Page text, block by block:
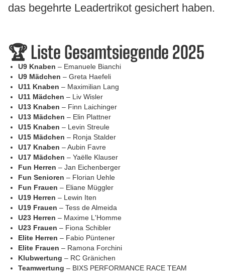
das begehrte Leadertrikot gesichert haben.
🏆 Liste Gesamtsiegende 2025
U9 Knaben – Emanuele Bianchi
U9 Mädchen – Greta Haefeli
U11 Knaben – Maximilian Lang
U11 Mädchen – Liv Wisler
U13 Knaben – Finn Laichinger
U13 Mädchen – Elin Plattner
U15 Knaben – Levin Streule
U15 Mädchen – Ronja Stalder
U17 Knaben – Aubin Favre
U17 Mädchen – Yaëlle Klauser
Fun Herren – Jan Eichenberger
Fun Senioren – Florian Uehle
Fun Frauen – Eliane Müggler
U19 Herren – Lewin Iten
U19 Frauen – Tess de Almeida
U23 Herren – Maxime L'Homme
U23 Frauen – Fiona Schibler
Elite Herren – Fabio Püntener
Elite Frauen – Ramona Forchini
Klubwertung – RC Gränichen
Teamwertung – BIXS PERFORMANCE RACE TEAM